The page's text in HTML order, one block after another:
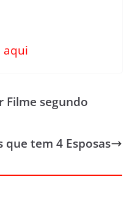
aqui
Filme segundo
que tem 4 Esposas